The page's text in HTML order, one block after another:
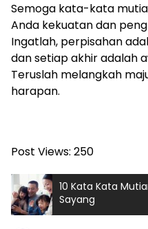
Semoga kata-kata
Anda kekuatan dan
Ingatlah, perpisahan
dan setiap akhir adalah
Teruslah melangkah
harapan.
Post Views: 250
10 Kata Kata
Sayang